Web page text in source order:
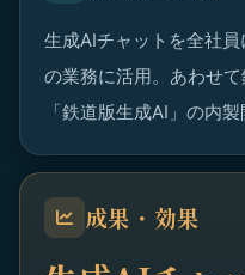
生成AIチャットを全社
の業務に活用。あわせ
「鉄道版生成AI」の内製
成果・効果